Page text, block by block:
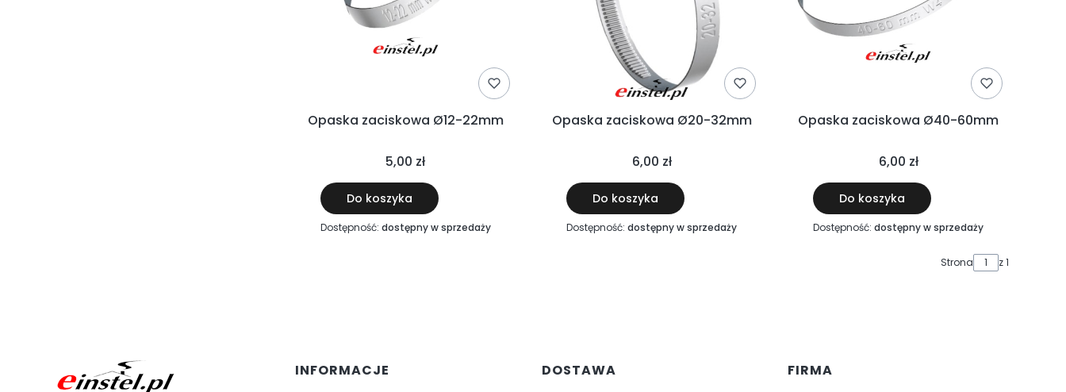
Opaska zaciskowa Ø12-22mm
5,00 zł
Do koszyka
Dostępność: dostępny w sprzedaży
Opaska zaciskowa Ø20-32mm
6,00 zł
Do koszyka
Dostępność:dostępny w sprzedaży
Opaska zaciskowa Ø40-60mm
6,00 zł
Do koszyka
Dostępność:dostępny w sprzedaży
Strona z 1
Linki w stopce
INFORMACJE DOSTAWA FIRMA